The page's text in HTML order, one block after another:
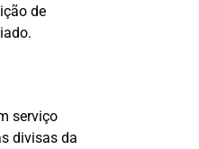
de
serviço
divisas da